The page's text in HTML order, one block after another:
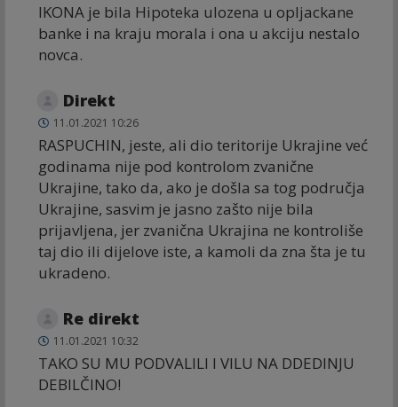
IKONA je bila Hipoteka ulozena u opljackane
banke i na kraju morala i ona u akciju nestalo
novca.
Direkt
11.01.2021 10:26
RASPUCHIN, jeste, ali dio teritorije Ukrajine već
godinama nije pod kontrolom zvanične
Ukrajine, tako da, ako je došla sa tog područja
Ukrajine, sasvim je jasno zašto nije bila
prijavljena, jer zvanična Ukrajina ne kontroliše
taj dio ili dijelove iste, a kamoli da zna šta je tu
ukradeno.
Re direkt
11.01.2021 10:32
TAKO SU MU PODVALILI I VILU NA DDEDINJU
DEBILČINO!